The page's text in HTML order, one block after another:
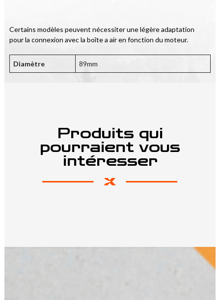
Certains modèles peuvent nécessiter une légère adaptation
pour la connexion avec la boîte a air en fonction du moteur.
Diamètre 89mm
Produits qui
pourraient vous
intéresser